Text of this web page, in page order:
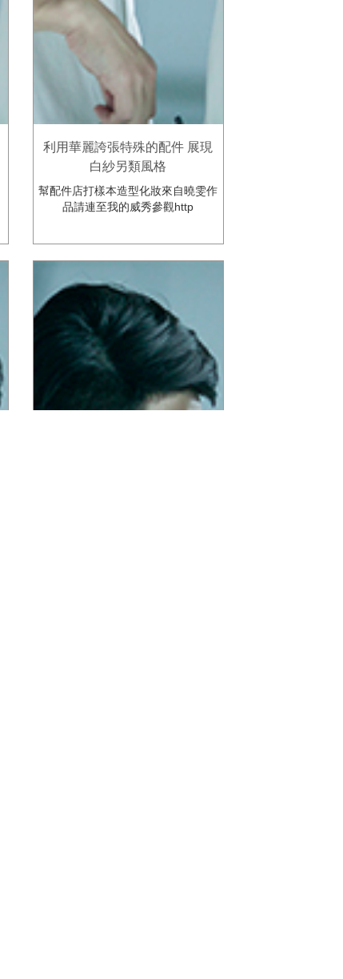
利用華麗誇張特殊的配件 展現
白紗另類風格
幫配件店打樣本造型化妝來自曉雯作
品請連至我的威秀參觀http